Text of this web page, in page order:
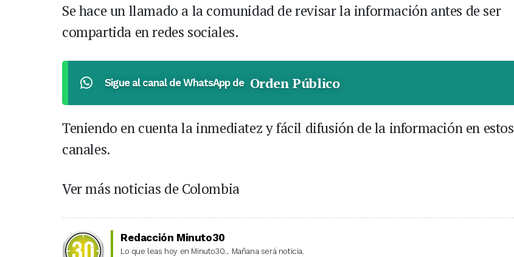
Se hace un llamado a la comunidad de revisar la información antes de ser
compartida en redes sociales.
Sigue al canal de WhatsApp de Orden Público
Teniendo en cuenta la inmediatez y fácil difusión de la información en estos
canales.
Ver más noticias de Colombia
Redacción Minuto30
Lo que leas hoy en Minuto30... Mañana será noticia.